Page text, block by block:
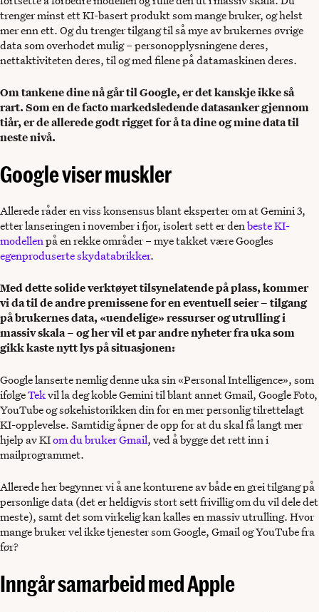
trenger minst ett KI-basert produkt som mange bruker, og helst
mer enn ett. Og du trenger tilgang til så mye av brukernes øvrige
data som overhodet mulig – personopplysningene deres,
nettaktiviteten deres, til og med filene på datamaskinen deres.
Om tankene dine nå går til Google, er det kanskje ikke så
rart. Som en de facto markedsledende datasanker gjennom
tiår, er de allerede godt rigget for å ta dine og mine data til
neste nivå.
Google viser muskler
Allerede råder en viss konsensus blant eksperter om at Gemini 3,
etter lanseringen i november i fjor, isolert sett er denbeste KI-
modellenpå en rekke områder – mye takket være Googles
egenproduserte skydatabrikker.
Med dette solide verktøyet tilsynelatende på plass, kommer
vi da til de andre premissene for en eventuell seier – tilgang
på brukernes data, «uendelige» ressurser og utrulling i
massiv skala – og her vil et par andre nyheter fra uka som
gikk kaste nytt lys på situasjonen:
Google lanserte nemlig denne uka sin «Personal Intelligence», som
ifølgeTekvil la deg koble Gemini til blant annet Gmail, Google Foto,
YouTube og søkehistorikken din for en mer personlig tilrettelagt
KI-opplevelse. Samtidig åpner de opp for at du skal få langt mer
hjelp av KIom du bruker Gmail, ved å bygge det rett inn i
mailprogrammet.
Allerede her begynner vi å ane konturene av både en grei tilgang på
personlige data (det er heldigvis stort sett frivillig om du vil dele det
meste), samt det som virkelig kan kalles en massiv utrulling. Hvor
mange bruker vel ikke tjenester som Google, Gmail og YouTube fra
før?
Inngår samarbeid med Apple